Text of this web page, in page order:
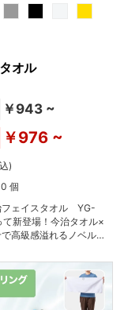
オル
￥943 ~
￥976 ~
)
個
フェイスタオル YG-
新登場！今治タオル×
高級感溢れるノベルテ